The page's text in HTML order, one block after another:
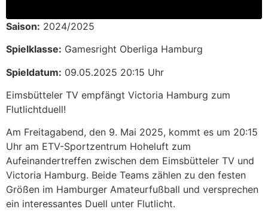
Saison: 2024/2025
Spielklasse: Gamesright Oberliga Hamburg
Spieldatum: 09.05.2025 20:15 Uhr
Eimsbütteler TV empfängt Victoria Hamburg zum
Flutlichtduell!
Am Freitagabend, den 9. Mai 2025, kommt es um 20:15
Uhr am ETV-Sportzentrum Hoheluft zum
Aufeinandertreffen zwischen dem Eimsbütteler TV und
Victoria Hamburg. Beide Teams zählen zu den festen
Größen im Hamburger Amateurfußball und versprechen
ein interessantes Duell unter Flutlicht.